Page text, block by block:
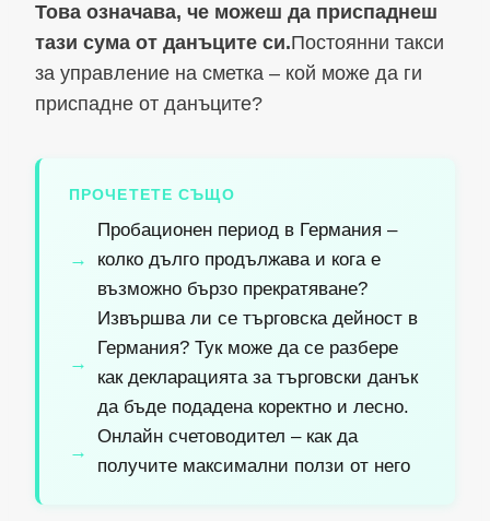
Това означава, че можеш да приспаднеш
тази сума от данъците си.Постоянни такси
за управление на сметка – кой може да ги
приспадне от данъците?
ПРОЧЕТЕТЕ СЪЩО
Пробационен период в Германия –
колко дълго продължава и кога е
възможно бързо прекратяване?
Извършва ли се търговска дейност в
Германия? Тук може да се разбере
как декларацията за търговски данък
да бъде подадена коректно и лесно.
Онлайн счетоводител – как да
получите максимални ползи от него